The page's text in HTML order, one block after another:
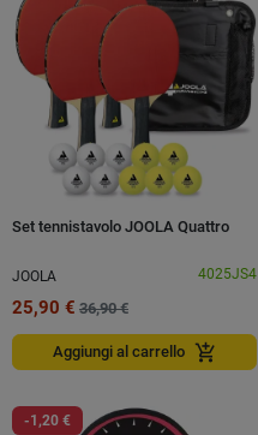
Set tennistavolo JOOLA Quattro
JOOLA 4025JS4
25,90 € 36,90 €
Aggiungi al carrello add_shopping_cart
-1,20 €